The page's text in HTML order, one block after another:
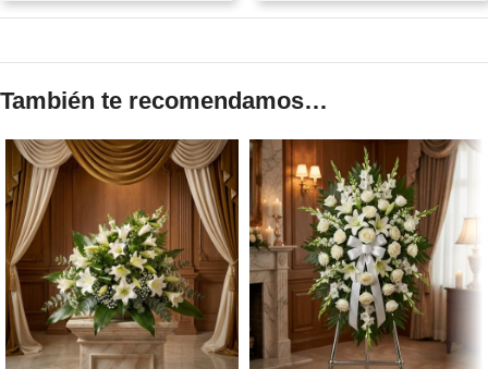
También te recomendamos…